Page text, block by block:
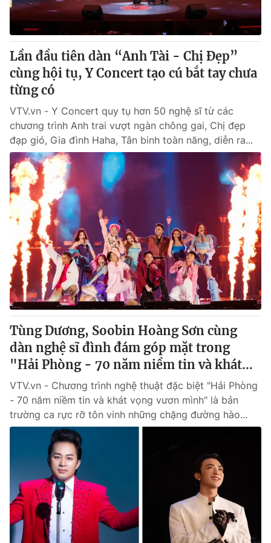
® Cấm sao chép dưới mọi hình thức nếu không có sự chấp
thuận bằng văn bản. Ghi rõ nguồn VTV.vn khi phát hành lại
thông tin từ website này.
Lần đầu tiên dàn “Anh Tài - Chị Đẹp”
cùng hội tụ, Y Concert tạo cú bắt tay chưa
từng có
VTV.vn - Y Concert quy tụ hơn 50 nghệ sĩ từ các
chương trình Anh trai vượt ngàn chông gai, Chị đẹp
đạp gió, Gia đình Haha, Tân binh toàn năng, diễn ra...
Tùng Dương, Soobin Hoàng Sơn cùng
dàn nghệ sĩ đình đám góp mặt trong
"Hải Phòng - 70 năm niềm tin và khát...
VTV.vn - Chương trình nghệ thuật đặc biệt "Hải Phòng
- 70 năm niềm tin và khát vọng vươn mình" là bản
trường ca rực rỡ tôn vinh những chặng đường hào...